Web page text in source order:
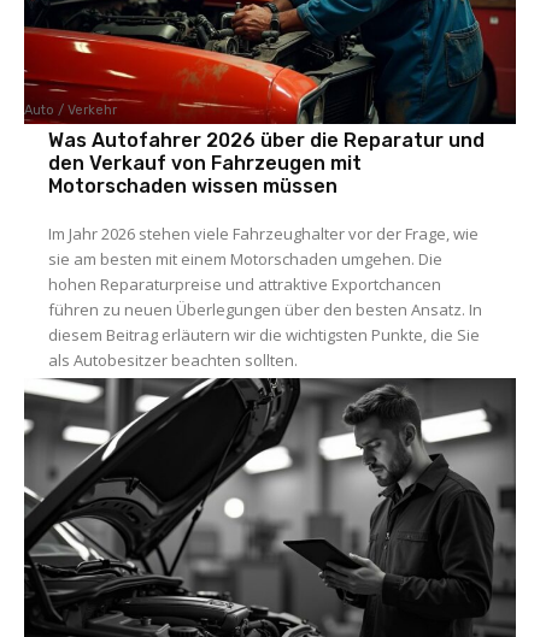
Auto / Verkehr
Was Autofahrer 2026 über die Reparatur und
den Verkauf von Fahrzeugen mit
Motorschaden wissen müssen
Im Jahr 2026 stehen viele Fahrzeughalter vor der Frage, wie
sie am besten mit einem Motorschaden umgehen. Die
hohen Reparaturpreise und attraktive Exportchancen
führen zu neuen Überlegungen über den besten Ansatz. In
diesem Beitrag erläutern wir die wichtigsten Punkte, die Sie
als Autobesitzer beachten sollten.